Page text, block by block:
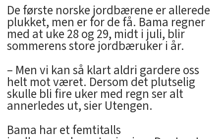
De første norske jordbærene er allerede
plukket, men er for de få. Bama regner
med at uke 28 og 29, midt i juli, blir
sommerens store jordbæruker i år.
– Men vi kan så klart aldri gardere oss
helt mot været. Dersom det plutselig
skulle bli fire uker med regn ser alt
annerledes ut, sier Utengen.
Bama har et femtitalls